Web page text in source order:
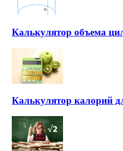
Калькулятор объема
Калькулятор калорий